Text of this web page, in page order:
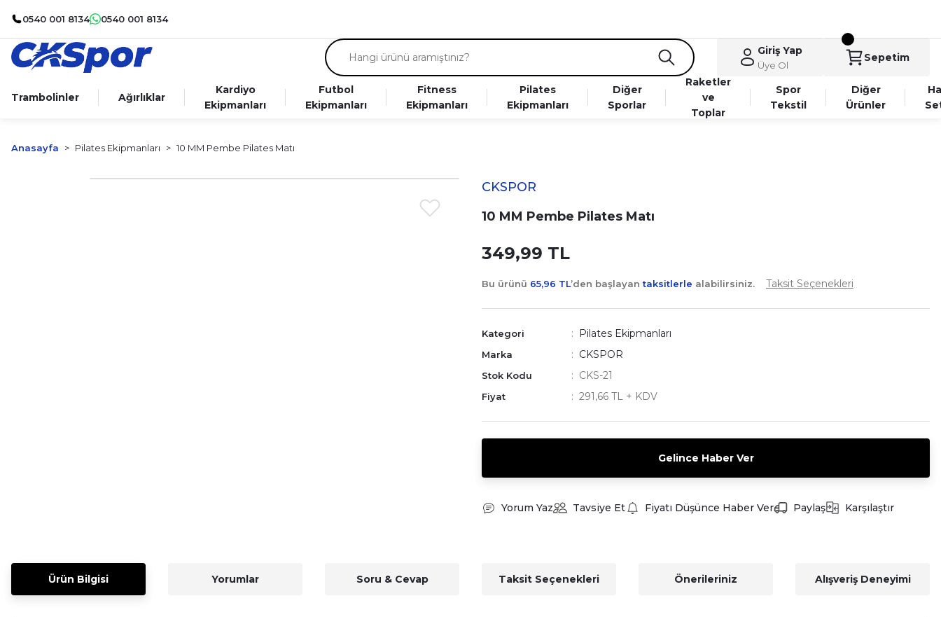
0540 001 8134 0540 001 8134
Giriş Yap
Üye Ol
Sepetim
Trambolinler Ağırlıklar
Kardiyo
Ekipmanları
Futbol
Ekipmanları
Fitness
Ekipmanları
Pilates
Ekipmanları
Diğer
Sporlar
Raketler
ve
Toplar
Spor
Tekstil
Diğer
Ürünler
Anasayfa Pilates Ekipmanları 10 MM Pembe Pilates Matı
CKSPOR
10 MM Pembe Pilates Matı
349,99 TL
Bu ürünü 65,96 TL’den başlayantaksitlerle alabilirsiniz. Taksit Seçenekleri
Kategori Pilates Ekipmanları
Marka CKSPOR
Stok Kodu CKS-21
Fiyat 291,66 TL + KDV
Gelince Haber Ver
Yorum Yaz Tavsiye Et Fiyatı Düşünce Haber Ver Paylaş Karşılaştır
Ürün Bilgisi Yorumlar Soru & Cevap Taksit Seçenekleri Önerileriniz Alışveriş Deneyimi